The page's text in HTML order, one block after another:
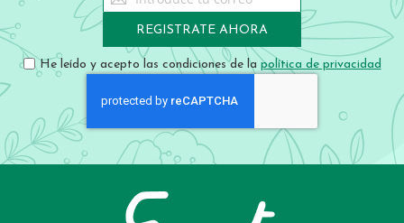
Up
for
Our
Newsletter:
REGISTRATE AHORA
He leído y acepto las condiciones de la política de privacidad